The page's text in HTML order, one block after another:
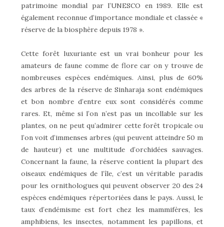
patrimoine mondial par l’UNESCO en 1989. Elle est
également reconnue d’importance mondiale et classée «
réserve de la biosphère depuis 1978 ».
Cette forêt luxuriante est un vrai bonheur pour les
amateurs de faune comme de flore car on y trouve de
nombreuses espèces endémiques. Ainsi, plus de 60%
des arbres de la réserve de Sinharaja sont endémiques
et bon nombre d’entre eux sont considérés comme
rares. Et, même si l’on n’est pas un incollable sur les
plantes, on ne peut qu’admirer cette forêt tropicale ou
l’on voit d’immenses arbres (qui peuvent atteindre 50 m
de hauteur) et une multitude d’orchidées sauvages.
Concernant la faune, la réserve contient la plupart des
oiseaux endémiques de l’île, c’est un véritable paradis
pour les ornithologues qui peuvent observer 20 des 24
espèces endémiques répertoriées dans le pays. Aussi, le
taux d’endémisme est fort chez les mammifères, les
amphibiens, les insectes, notamment les papillons, et